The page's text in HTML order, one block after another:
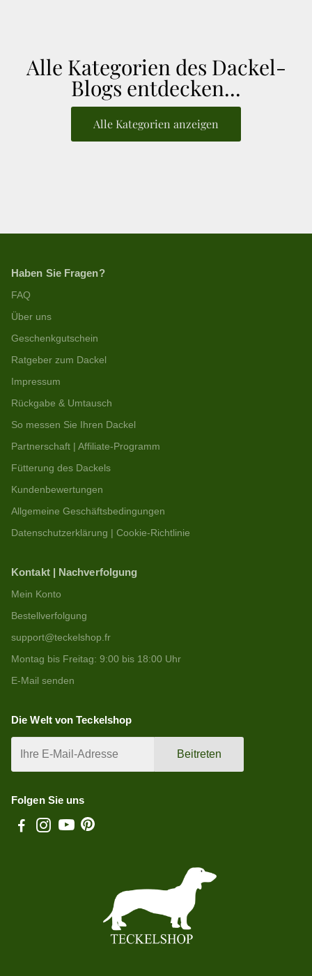
Alle Kategorien des Dackel-
Blogs entdecken...
Alle Kategorien anzeigen
Haben Sie Fragen?
FAQ
Über uns
Geschenkgutschein
Ratgeber zum Dackel
Impressum
Rückgabe & Umtausch
So messen Sie Ihren Dackel
Partnerschaft | Affiliate-Programm
Fütterung des Dackels
Kundenbewertungen
Allgemeine Geschäftsbedingungen
Datenschutzerklärung | Cookie-Richtlinie
Kontakt | Nachverfolgung
Mein Konto
Bestellverfolgung
support@teckelshop.fr
Montag bis Freitag: 9:00 bis 18:00 Uhr
E-Mail senden
Die Welt von Teckelshop
Beitreten
Folgen Sie uns